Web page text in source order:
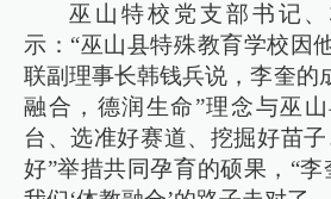
巫山特校党支部书记
示：“巫山县特殊教育学校因
联副理事长韩钱兵说，李奎的
融合，德润生命”理念与巫
台、选准好赛道、挖掘好苗子
好”举措共同孕育的硕果，“